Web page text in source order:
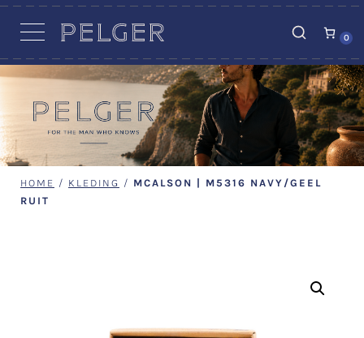
0
HOME / KLEDING / MCALSON | M5316 NAVY/GEEL
RUIT